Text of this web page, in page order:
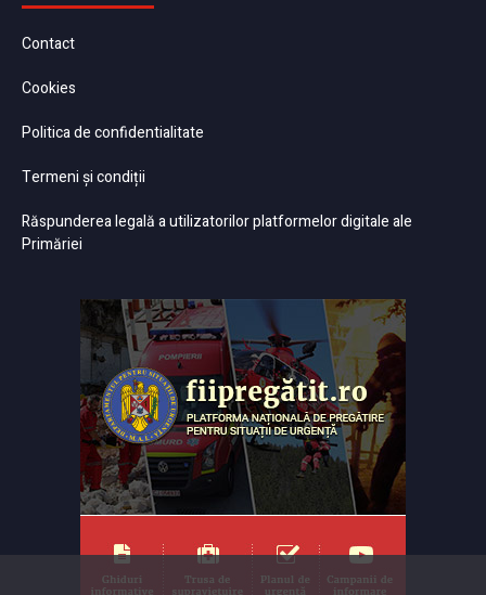
Contact
Cookies
Politica de confidentialitate
Termeni și condiții
Răspunderea legală a utilizatorilor platformelor digitale ale
Primăriei